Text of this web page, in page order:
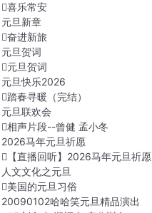
喜乐常安
元旦新章
奋进新旅
元旦贺词
元旦贺词
元旦快乐2026
踏春寻暖（完结）
元旦联欢会
相声片段--曾健 孟小冬
2026马年元旦祈愿
【直播回听】2026马年元旦祈愿
人文文化之元旦
美国的元旦习俗
20090102哈哈笑元旦精品演出